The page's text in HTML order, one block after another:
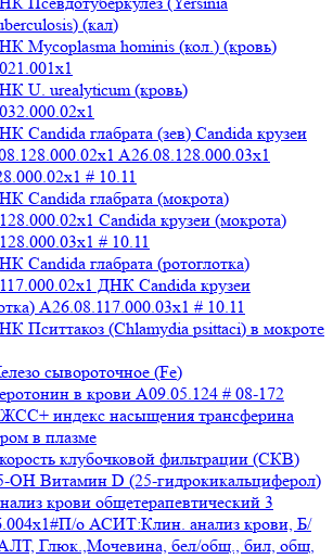
(кал)
Mycoplasma hominis (кол.) (кровь)
U. urealyticum (кровь)
Candida глабрата (зев) Candida крузеи
A26.08.128.000.03x1
# 10.11
Candida глабрата (мокрота)
Candida крузеи (мокрота)
# 10.11
Candida глабрата (ротоглотка)
ДНК Candida крузеи
A26.08.117.000.03x1 # 10.11
Пситтакоз (Chlamydia psittaci) в мокроте
сывороточное (Fe)
в крови A09.05.124 # 08-172
индекс насыщения трансферина
в плазме
клубочковой фильтрации (СКВ)
ОН Витамин D (25-гидрокикальциферол)
крови общетерапевтический 3
о АСИТ:Клин. анализ крови, Б/
Глюк.,Мочевина, бел/общ., бил, общ,